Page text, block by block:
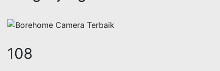
133